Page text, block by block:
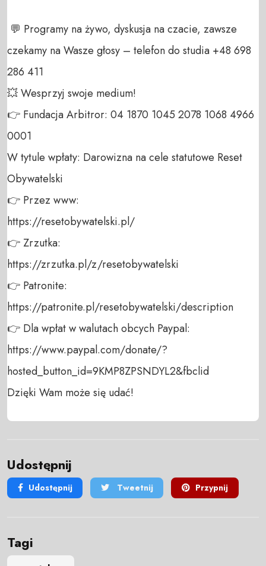
czekamy na Wasze głosy – telefon do studia +48 698
286 411
💥 Wesprzyj swoje medium!
👉 Fundacja Arbitror: 04 1870 1045 2078 1068 4966
0001
W tytule wpłaty: Darowizna na cele statutowe Reset
Obywatelski
👉 Przez www:
https://resetobywatelski.pl/
👉 Zrzutka:
https://zrzutka.pl/z/resetobywatelski
👉 Patronite:
https://patronite.pl/resetobywatelski/description
👉 Dla wpłat w walutach obcych Paypal:
https://www.paypal.com/donate/?
hosted_button_id=9KMP8ZPSNDYL2&fbclid
Dzięki Wam może się udać!
Udostępnij
Udostępnij Tweetnij Przypnij
Tagi